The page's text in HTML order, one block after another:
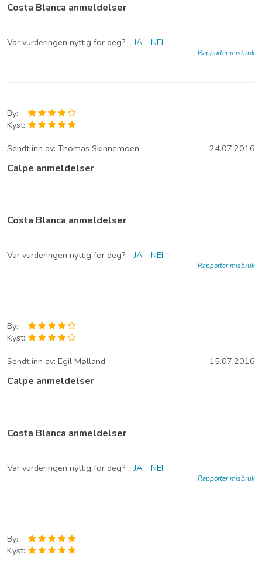
Costa Blanca anmeldelser
Var vurderingen nyttig for deg? JA NEI
Rapporter misbruk
By:
Kyst:
Sendt inn av: Thomas Skinnemoen 24.07.2016
Calpe anmeldelser
Costa Blanca anmeldelser
Var vurderingen nyttig for deg? JA NEI
Rapporter misbruk
By:
Kyst:
Sendt inn av: Egil Mølland 15.07.2016
Calpe anmeldelser
Costa Blanca anmeldelser
Var vurderingen nyttig for deg? JA NEI
Rapporter misbruk
By:
Kyst: